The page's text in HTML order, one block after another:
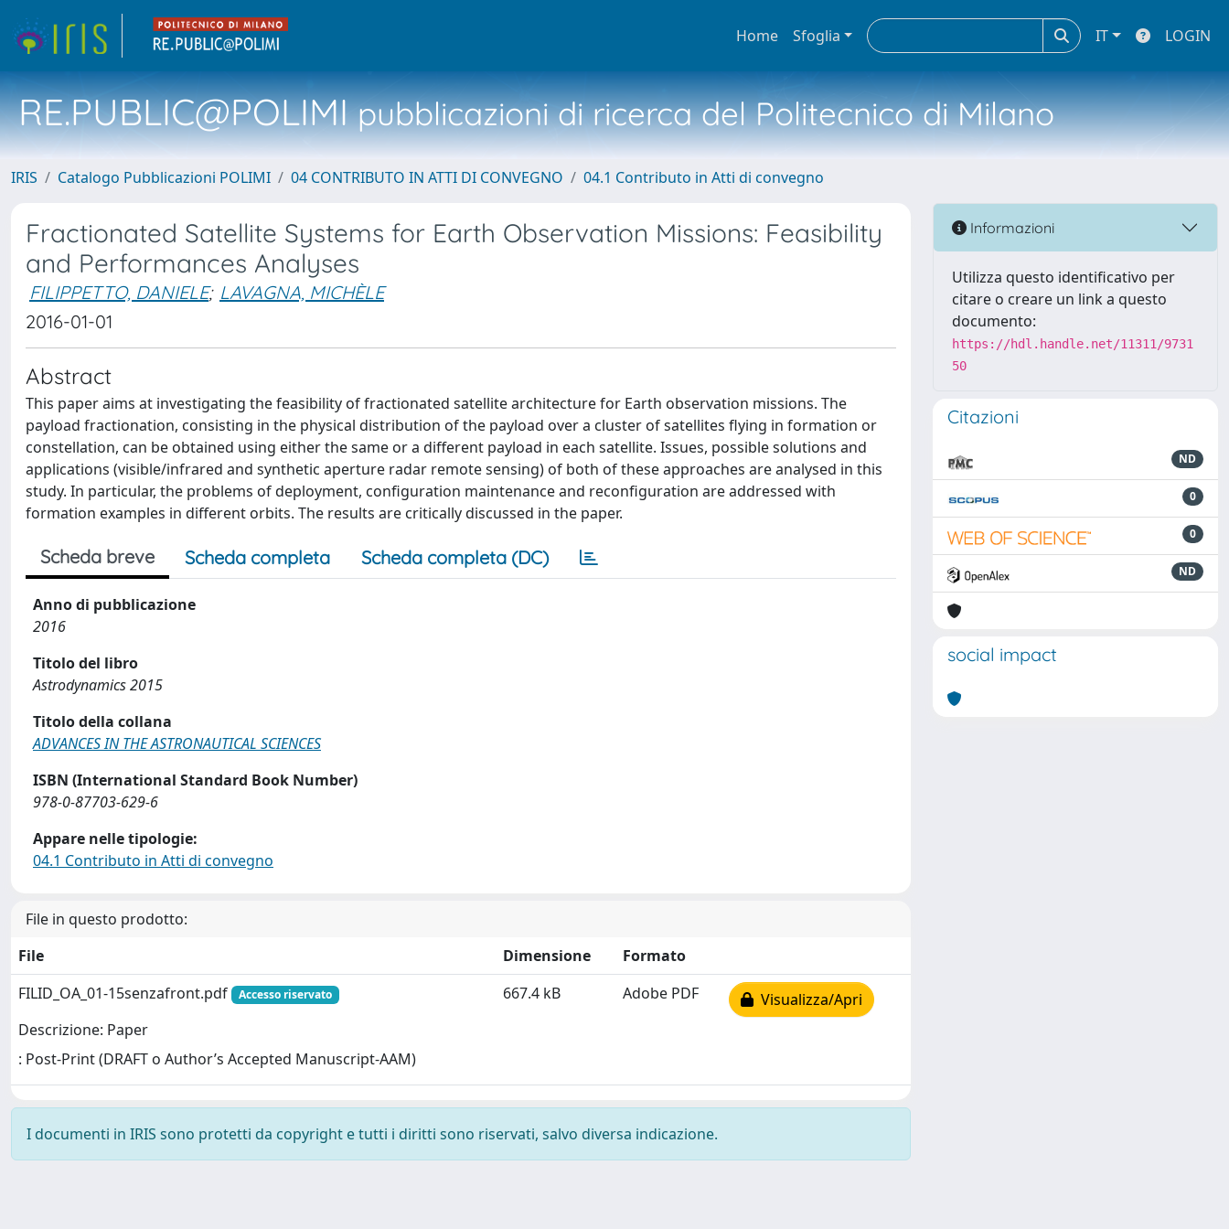
Home Sfoglia IT LOGIN
RE.PUBLIC@POLIMIpubblicazioni di ricerca del Politecnico di Milano
IRIS Catalogo Pubblicazioni POLIMI 04 CONTRIBUTO IN ATTI DI CONVEGNO 04.1 Contributo in Atti di convegno
Fractionated Satellite Systems for Earth Observation Missions: Feasibility
and Performances Analyses
FILIPPETTO, DANIELE; LAVAGNA, MICHÈLE
2016-01-01
Abstract
This paper aims at investigating the feasibility of fractionated satellite architecture for Earth observation missions. The
payload fractionation, consisting in the physical distribution of the payload over a cluster of satellites flying in formation or
constellation, can be obtained using either the same or a different payload in each satellite. Issues, possible solutions and
applications (visible/infrared and synthetic aperture radar remote sensing) of both of these approaches are analysed in this
study. In particular, the problems of deployment, configuration maintenance and reconfiguration are addressed with
formation examples in different orbits. The results are critically discussed in the paper.
Scheda breve Scheda completa Scheda completa (DC)
Anno di pubblicazione
2016
Titolo del libro
Astrodynamics 2015
Titolo della collana
ADVANCES IN THE ASTRONAUTICAL SCIENCES
ISBN (International Standard Book Number)
978-0-87703-629-6
Appare nelle tipologie:
04.1 Contributo in Atti di convegno
File in questo prodotto:
File
Dimensione
Formato
FILID_OA_01-15senzafront.pdf
Accesso riservato
Descrizione: Paper
: Post-Print (DRAFT o Author’s Accepted Manuscript-AAM)
667.4 kB Adobe PDF Visualizza/Apri
I documenti in IRIS sono protetti da copyright e tutti i diritti sono riservati, salvo diversa indicazione.
Informazioni
Utilizza questo identificativo per
citare o creare un link a questo
documento:
https://hdl.handle.net/11311/9731
50
Citazioni
ND
0
0
ND
social impact